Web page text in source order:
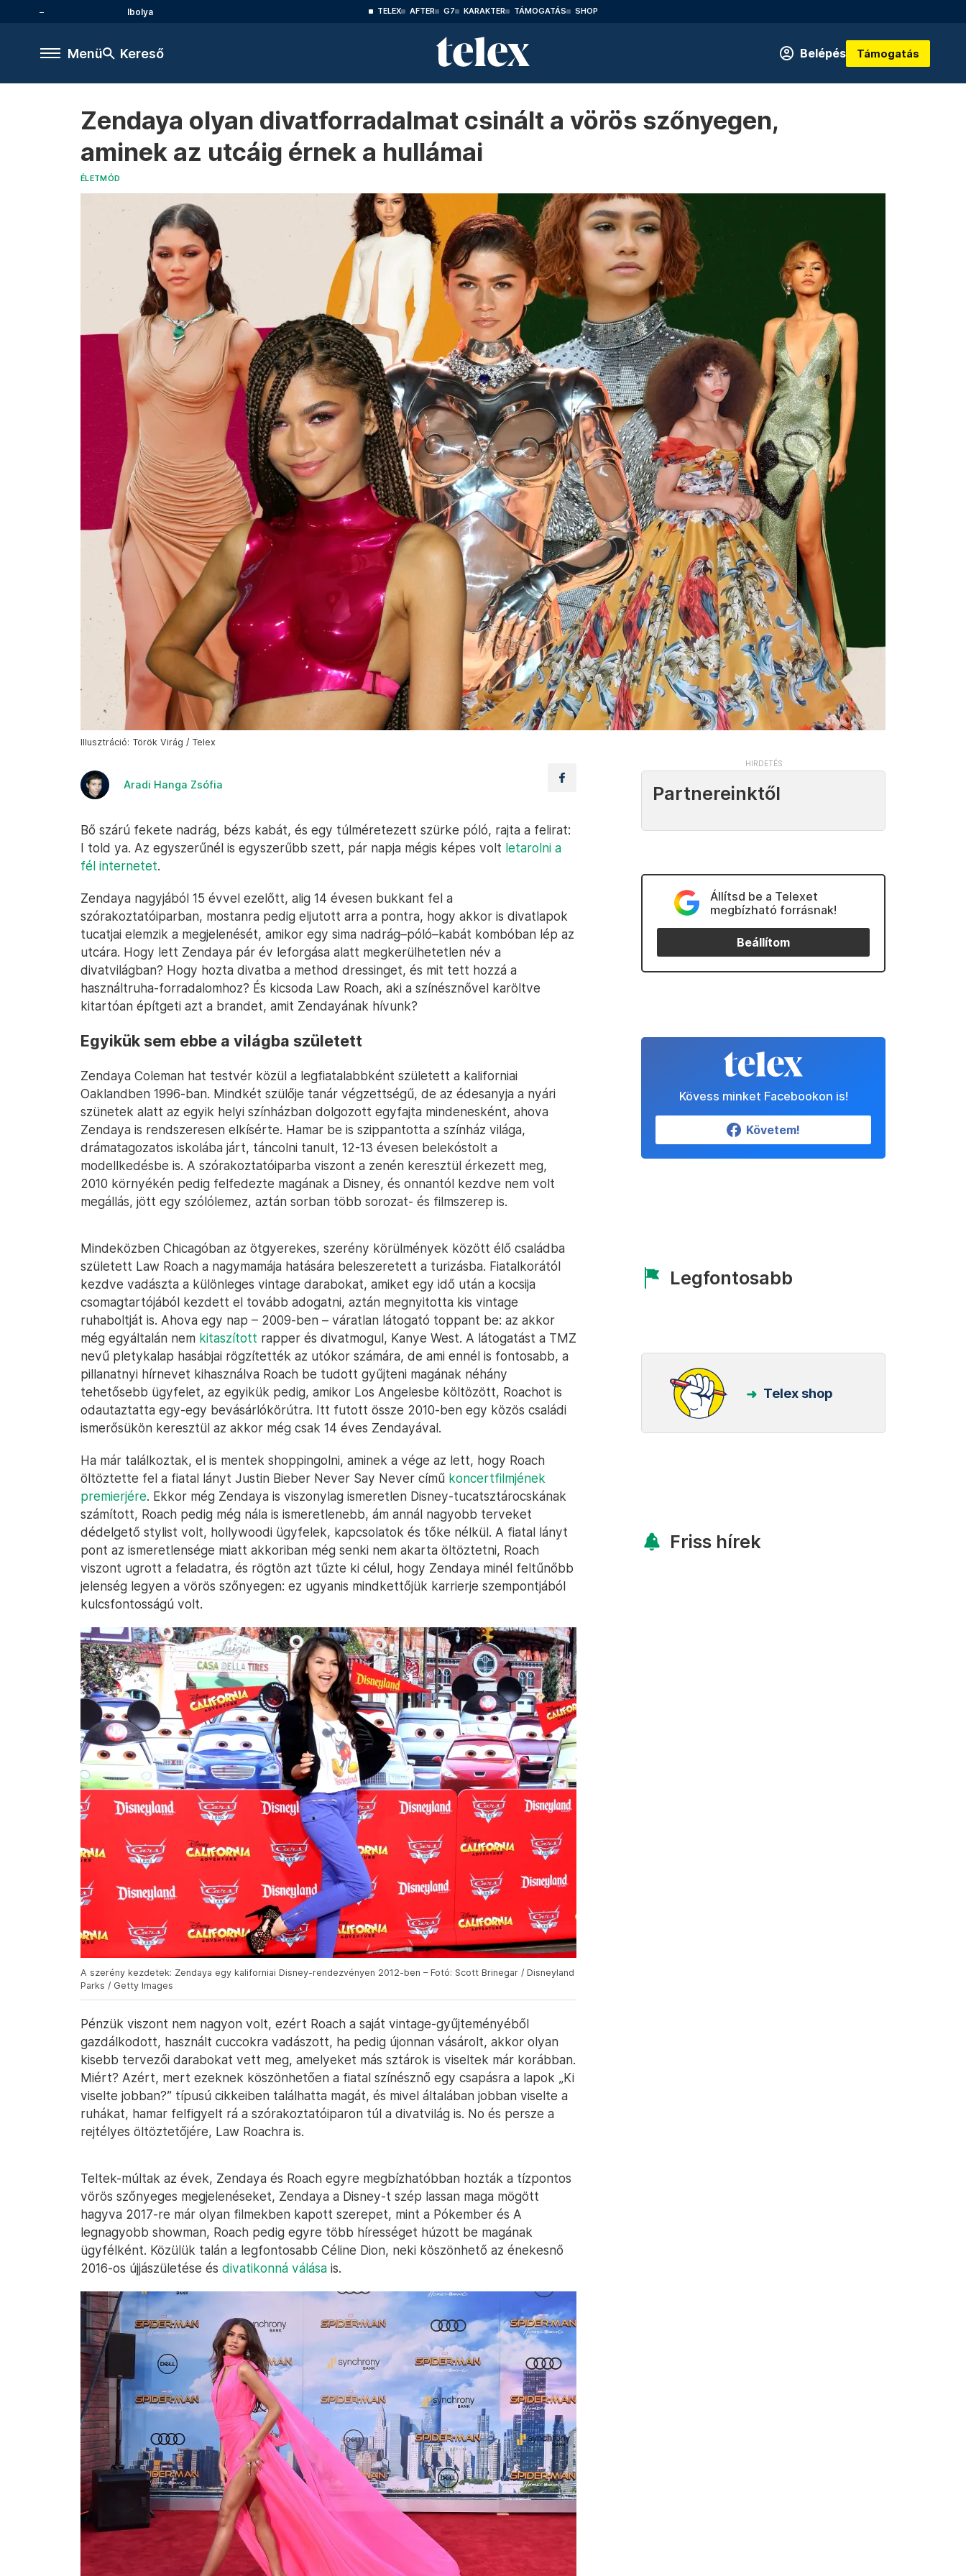
Ibolya TELEX AFTER G7 KARAKTER TÁMOGATÁS SHOP
Menü Kereső Belépés Támogatás
Zendaya olyan divatforradalmat csinált a vörös szőnyegen,
aminek az utcáig érnek a hullámai
ÉLETMÓD
Illusztráció: Török Virág / Telex
Aradi Hanga Zsófia
Bő szárú fekete nadrág, bézs kabát, és egy túlméretezett szürke póló, rajta a felirat:
I told ya. Az egyszerűnél is egyszerűbb szett, pár napja mégis képes volt letarolni a
fél internetet.
Zendaya nagyjából 15 évvel ezelőtt, alig 14 évesen bukkant fel a
szórakoztatóiparban, mostanra pedig eljutott arra a pontra, hogy akkor is divatlapok
tucatjai elemzik a megjelenését, amikor egy sima nadrág–póló–kabát kombóban lép az
utcára. Hogy lett Zendaya pár év leforgása alatt megkerülhetetlen név a
divatvilágban? Hogy hozta divatba a method dressinget, és mit tett hozzá a
használtruha-forradalomhoz? És kicsoda Law Roach, aki a színésznővel karöltve
kitartóan építgeti azt a brandet, amit Zendayának hívunk?
Egyikük sem ebbe a világba született
Zendaya Coleman hat testvér közül a legfiatalabbként született a kaliforniai
Oaklandben 1996-ban. Mindkét szülője tanár végzettségű, de az édesanyja a nyári
szünetek alatt az egyik helyi színházban dolgozott egyfajta mindenesként, ahova
Zendaya is rendszeresen elkísérte. Hamar be is szippantotta a színház világa,
drámatagozatos iskolába járt, táncolni tanult, 12-13 évesen belekóstolt a
modellkedésbe is. A szórakoztatóiparba viszont a zenén keresztül érkezett meg,
2010 környékén pedig felfedezte magának a Disney, és onnantól kezdve nem volt
megállás, jött egy szólólemez, aztán sorban több sorozat- és filmszerep is.
Mindeközben Chicagóban az ötgyerekes, szerény körülmények között élő családba
született Law Roach a nagymamája hatására beleszeretett a turizásba. Fiatalkorától
kezdve vadászta a különleges vintage darabokat, amiket egy idő után a kocsija
csomagtartójából kezdett el tovább adogatni, aztán megnyitotta kis vintage
ruhaboltját is. Ahova egy nap – 2009-ben – váratlan látogató toppant be: az akkor
még egyáltalán nem kitaszított rapper és divatmogul, Kanye West. A látogatást a TMZ
nevű pletykalap hasábjai rögzítették az utókor számára, de ami ennél is fontosabb, a
pillanatnyi hírnevet kihasználva Roach be tudott gyűjteni magának néhány
tehetősebb ügyfelet, az egyikük pedig, amikor Los Angelesbe költözött, Roachot is
odautaztatta egy-egy bevásárlókörútra. Itt futott össze 2010-ben egy közös családi
ismerősükön keresztül az akkor még csak 14 éves Zendayával.
Ha már találkoztak, el is mentek shoppingolni, aminek a vége az lett, hogy Roach
öltöztette fel a fiatal lányt Justin Bieber Never Say Never című koncertfilmjének
premierjére. Ekkor még Zendaya is viszonylag ismeretlen Disney-tucatsztárocskának
számított, Roach pedig még nála is ismeretlenebb, ám annál nagyobb terveket
dédelgető stylist volt, hollywoodi ügyfelek, kapcsolatok és tőke nélkül. A fiatal lányt
pont az ismeretlensége miatt akkoriban még senki nem akarta öltöztetni, Roach
viszont ugrott a feladatra, és rögtön azt tűzte ki célul, hogy Zendaya minél feltűnőbb
jelenség legyen a vörös szőnyegen: ez ugyanis mindkettőjük karrierje szempontjából
kulcsfontosságú volt.
A szerény kezdetek: Zendaya egy kaliforniai Disney-rendezvényen 2012-ben – Fotó: Scott Brinegar / Disneyland
Parks / Getty Images
Pénzük viszont nem nagyon volt, ezért Roach a saját vintage-gyűjteményéből
gazdálkodott, használt cuccokra vadászott, ha pedig újonnan vásárolt, akkor olyan
kisebb tervezői darabokat vett meg, amelyeket más sztárok is viseltek már korábban.
Miért? Azért, mert ezeknek köszönhetően a fiatal színésznő egy csapásra a lapok „Ki
viselte jobban?” típusú cikkeiben találhatta magát, és mivel általában jobban viselte a
ruhákat, hamar felfigyelt rá a szórakoztatóiparon túl a divatvilág is. No és persze a
rejtélyes öltöztetőjére, Law Roachra is.
Teltek-múltak az évek, Zendaya és Roach egyre megbízhatóbban hozták a tízpontos
vörös szőnyeges megjelenéseket, Zendaya a Disney-t szép lassan maga mögött
hagyva 2017-re már olyan filmekben kapott szerepet, mint a Pókember és A
legnagyobb showman, Roach pedig egyre több hírességet húzott be magának
ügyfélként. Közülük talán a legfontosabb Céline Dion, neki köszönhető az énekesnő
2016-os újjászületése és divatikonná válása is.
Partnereinktől
Állítsd be a Telexet
megbízható forrásnak!
Beállítom
Kövess minket Facebookon is!
Követem!
Legfontosabb
Telex shop
Friss hírek